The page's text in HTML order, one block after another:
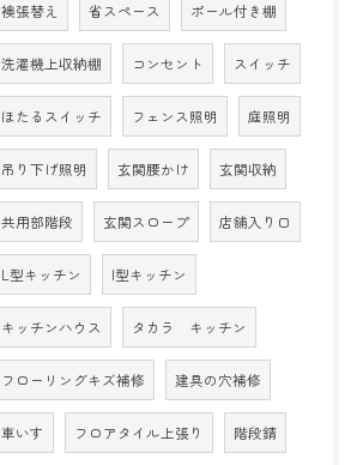
襖張替え 省スペース ポール付き棚
洗濯機上収納棚 コンセント スイッチ
ほたるスイッチ フェンス照明 庭照明
吊り下げ照明 玄関腰かけ 玄関収納
共用部階段 玄関スロープ 店舗入り口
L型キッチン I型キッチン
キッチンハウス タカラ キッチン
フローリングキズ補修 建具の穴補修
車いす フロアタイル上張り 階段錆